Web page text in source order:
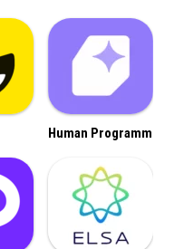
Human Programm